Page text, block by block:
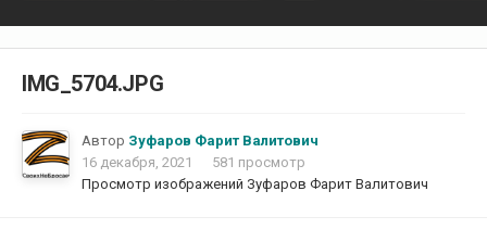
IMG_5704.JPG
Автор Зуфаров Фарит Валитович
16 декабря, 2021
581 просмотр
Просмотр изображений Зуфаров Фарит Валитович